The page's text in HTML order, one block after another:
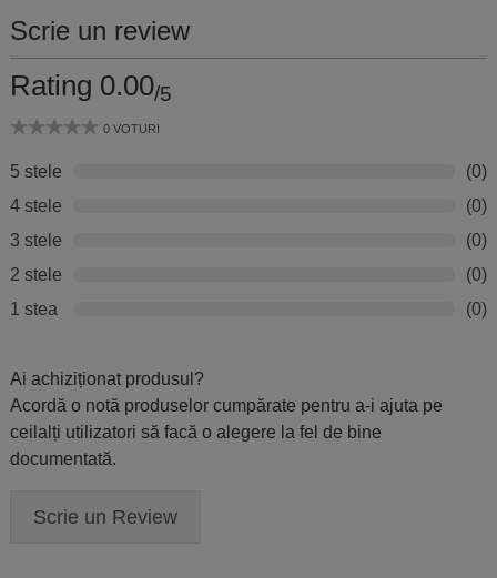
Scrie un review
Rating 0.00/5
0 VOTURI
5 stele
(0)
4 stele
(0)
3 stele
(0)
2 stele
(0)
1 stea
(0)
Ai achiziționat produsul?
Acordă o notă produselor cumpărate pentru a-i ajuta pe
ceilalți utilizatori să facă o alegere la fel de bine
documentată.
Scrie un Review